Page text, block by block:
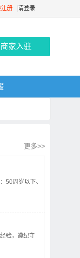
册 请登录
商家入驻
更多>>
50周岁以下、
验，遵纪守